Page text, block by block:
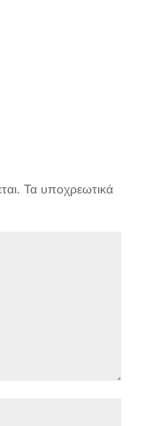
Τα υποχρεωτικά